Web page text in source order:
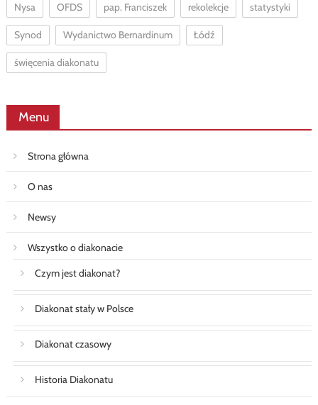
Nysa OFDS pap. Franciszek rekolekcje statystyki
Synod Wydanictwo Bernardinum Łódź
święcenia diakonatu
Menu
Strona główna
O nas
Newsy
Wszystko o diakonacie
Czym jest diakonat?
Diakonat stały w Polsce
Diakonat czasowy
Historia Diakonatu